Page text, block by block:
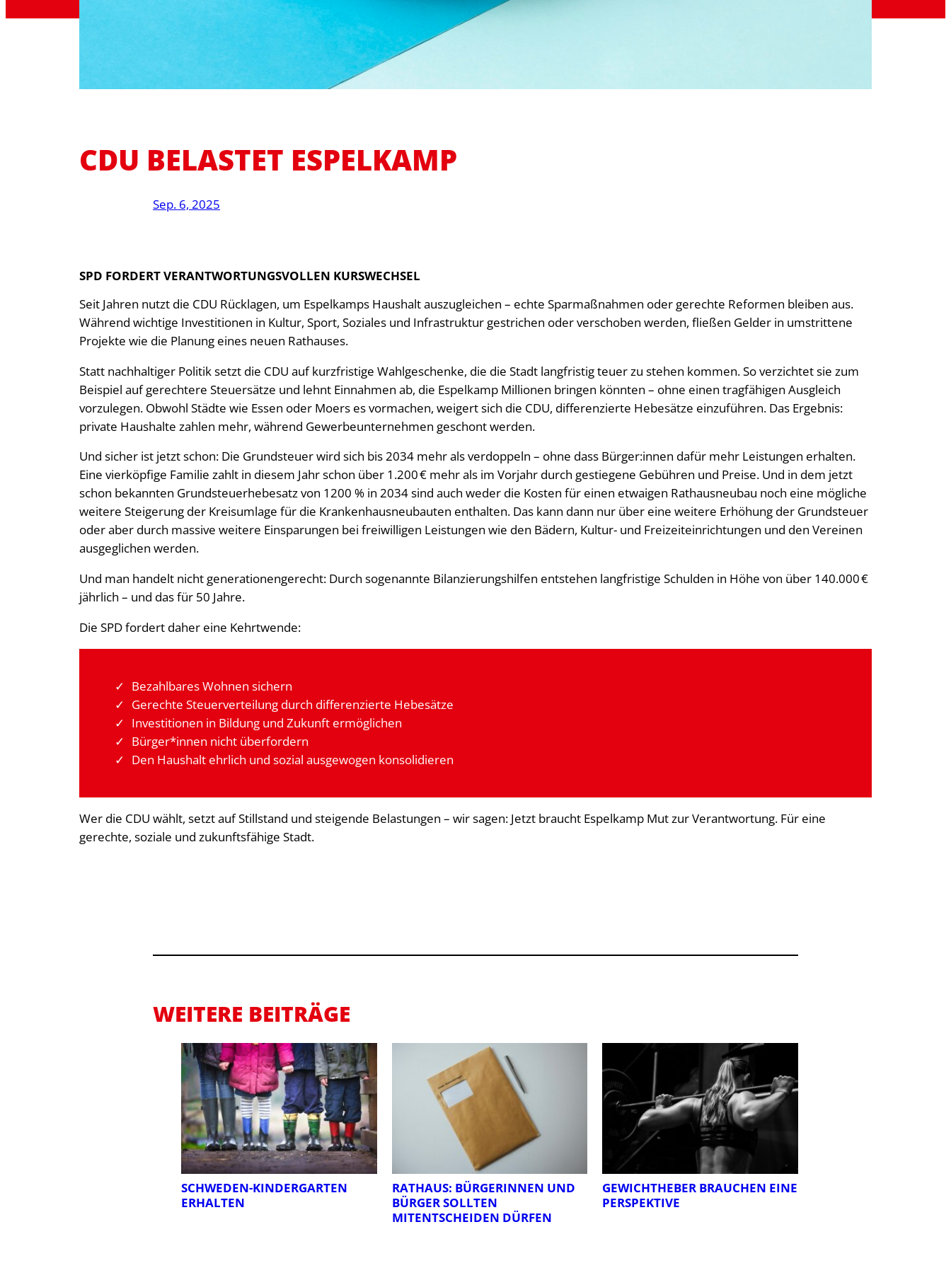
CDU BELASTET ESPELKAMP
Sep. 6, 2025
SPD FORDERT VERANTWORTUNGSVOLLEN KURSWECHSEL
Seit Jahren nutzt die CDU Rücklagen, um Espelkamps Haushalt auszugleichen – echte Sparmaßnahmen oder gerechte Reformen bleiben aus.
Während wichtige Investitionen in Kultur, Sport, Soziales und Infrastruktur gestrichen oder verschoben werden, fließen Gelder in umstrittene
Projekte wie die Planung eines neuen Rathauses.
Statt nachhaltiger Politik setzt die CDU auf kurzfristige Wahlgeschenke, die die Stadt langfristig teuer zu stehen kommen. So verzichtet sie zum
Beispiel auf gerechtere Steuersätze und lehnt Einnahmen ab, die Espelkamp Millionen bringen könnten – ohne einen tragfähigen Ausgleich
vorzulegen. Obwohl Städte wie Essen oder Moers es vormachen, weigert sich die CDU, differenzierte Hebesätze einzuführen. Das Ergebnis:
private Haushalte zahlen mehr, während Gewerbeunternehmen geschont werden.
Und sicher ist jetzt schon: Die Grundsteuer wird sich bis 2034 mehr als verdoppeln – ohne dass Bürger:innen dafür mehr Leistungen erhalten.
Eine vierköpfige Familie zahlt in diesem Jahr schon über 1.200 € mehr als im Vorjahr durch gestiegene Gebühren und Preise. Und in dem jetzt
schon bekannten Grundsteuerhebesatz von 1200 % in 2034 sind auch weder die Kosten für einen etwaigen Rathausneubau noch eine mögliche
weitere Steigerung der Kreisumlage für die Krankenhausneubauten enthalten. Das kann dann nur über eine weitere Erhöhung der Grundsteuer
oder aber durch massive weitere Einsparungen bei freiwilligen Leistungen wie den Bädern, Kultur- und Freizeiteinrichtungen und den Vereinen
ausgeglichen werden.
Und man handelt nicht generationengerecht: Durch sogenannte Bilanzierungshilfen entstehen langfristige Schulden in Höhe von über 140.000 €
jährlich – und das für 50 Jahre.
Die SPD fordert daher eine Kehrtwende:
Bezahlbares Wohnen sichern
Gerechte Steuerverteilung durch differenzierte Hebesätze
Investitionen in Bildung und Zukunft ermöglichen
Bürger*innen nicht überfordern
Den Haushalt ehrlich und sozial ausgewogen konsolidieren
Wer die CDU wählt, setzt auf Stillstand und steigende Belastungen – wir sagen: Jetzt braucht Espelkamp Mut zur Verantwortung. Für eine
gerechte, soziale und zukunftsfähige Stadt.
WEITERE BEITRÄGE
SCHWEDEN-KINDERGARTEN
ERHALTEN
RATHAUS: BÜRGERINNEN UND
BÜRGER SOLLTEN
MITENTSCHEIDEN DÜRFEN
GEWICHTHEBER BRAUCHEN EINE
PERSPEKTIVE